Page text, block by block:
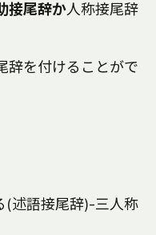
接尾辞か人称接尾辞
辞を付けることがで
(述語接尾辞)-三人称